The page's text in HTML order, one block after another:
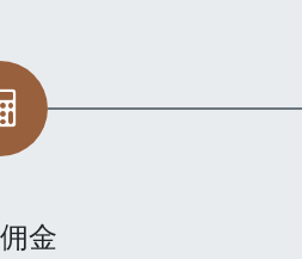
金